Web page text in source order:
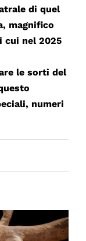
di quel
magnifico
cui nel 2025
le sorti del
numeri